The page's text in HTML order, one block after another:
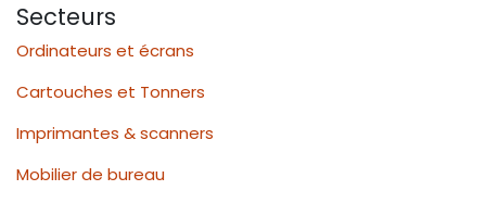
Secteurs
Ordinateurs et écrans
Cartouches et Tonners
Imprimantes & scanners
Mobilier de bureau